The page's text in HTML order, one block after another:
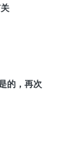
的，再次